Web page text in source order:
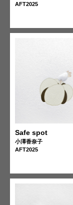
AFT2025
Safe spot
小澤香奈子
AFT2025